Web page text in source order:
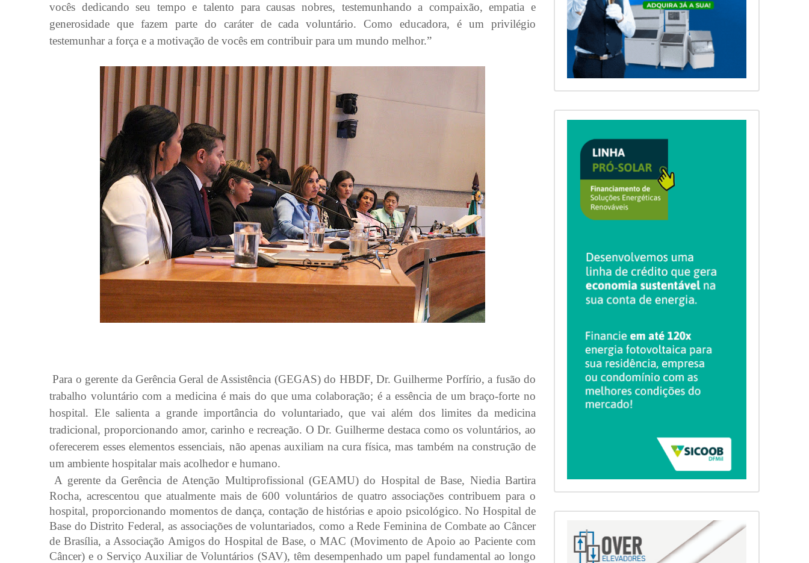
vocês dedicando seu tempo e talento para causas nobres, testemunhando a compaixão, empatia e
generosidade que fazem parte do caráter de cada voluntário. Como educadora, é um privilégio
testemunhar a força e a motivação de vocês em contribuir para um mundo melhor.”
Para o gerente da Gerência Geral de Assistência (GEGAS) do HBDF, Dr. Guilherme Porfírio, a fusão do
trabalho voluntário com a medicina é mais do que uma colaboração; é a essência de um braço-forte no
hospital. Ele salienta a grande importância do voluntariado, que vai além dos limites da medicina
tradicional, proporcionando amor, carinho e recreação. O Dr. Guilherme destaca como os voluntários, ao
oferecerem esses elementos essenciais, não apenas auxiliam na cura física, mas também na construção de
um ambiente hospitalar mais acolhedor e humano.
A gerente da Gerência de Atenção Multiprofissional (GEAMU) do Hospital de Base, Niedia Bartira
Rocha, acrescentou que atualmente mais de 600 voluntários de quatro associações contribuem para o
hospital, proporcionando momentos de dança, contação de histórias e apoio psicológico. No Hospital de
Base do Distrito Federal, as associações de voluntariados, como a Rede Feminina de Combate ao Câncer
de Brasília, a Associação Amigos do Hospital de Base, o MAC (Movimento de Apoio ao Paciente com
Câncer) e o Serviço Auxiliar de Voluntários (SAV), têm desempenhado um papel fundamental ao longo